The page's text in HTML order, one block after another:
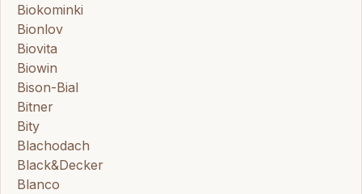
Biokominki
Bionlov
Biovita
Biowin
Bison-Bial
Bitner
Bity
Blachodach
Black&Decker
Blanco